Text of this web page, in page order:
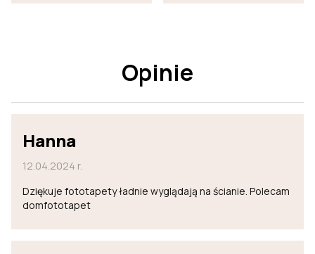
Opinie
Hanna
12.04.2024 r.
Dziękuje fototapety ładnie wyglądają na ścianie. Polecam
domfototapet